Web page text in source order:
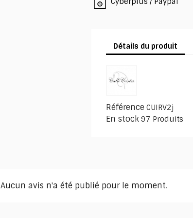
Détails du produit
Référence CUIRV2j
En stock 97 Produits
Aucun avis n'a été publié pour le moment.